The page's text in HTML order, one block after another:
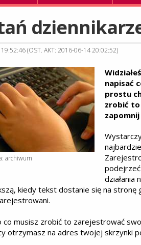
(OST. AKT: 2016-06-14 20:02:52)
archiwum
napisać
prostu
zrobić to
działania
kiedy tekst dostanie się na
co musisz zrobić to zarejestrować
otrzymasz na adres twojej skrzynki